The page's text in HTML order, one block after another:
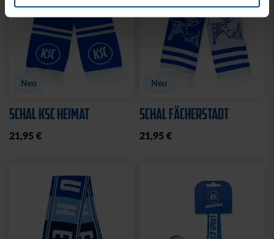
Neu
SCHAL KSC HEIMAT
21,95 €
Neu
SCHAL FÄCHERSTADT
21,95 €